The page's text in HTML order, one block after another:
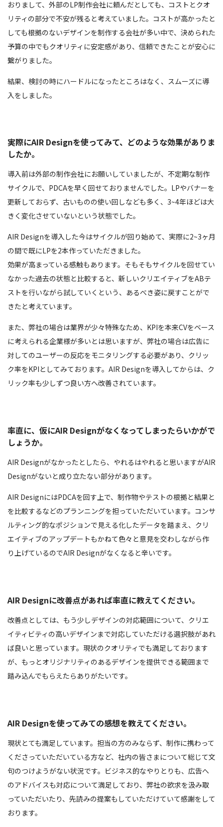
おりまして、外部のLP制作会社に頼んだとしても、コストとクオ
リティの部分で不安が残ると考えていました。コストが高かったと
しても根拠のないデザインを制作する会社が多い中で、決められた
予算の中でもクオリティに安定感があり、信頼できたことが安心に
繋がりました。
結果、検討の時にハードルになったところはなく、スムーズに導
入をしました。
実際にAIR Designを使ってみて、どのような効果がありま
したか。
導入前は外部の制作会社にお願いしていましたが、不定期な制作
サイクルで、PDCAを早く回せておりませんでした。LPやバナーを
更新しておらず、古いものの使い回しなども多く、3~4年ほどは大
きく変化させていないという状態でした。
AIR Designを導入した今はサイクルが回り始めて、実際に2~3ヶ月
の間で既にLPを2本作っていただきました。
効果が高まっている感触もあります。そもそもサイクルを回せてい
なかった過去の状態と比較すると、新しいクリエイティブをABテ
ストを行いながら試していくという、あるべき姿に戻すことがで
きたと考えています。
また、弊社の場合は業界が少々特殊なため、KPIを本来CVをベース
に考えられる企業様が多いとは思いますが、弊社の場合は広告に
対してのユーザーの反応をモニタリングする必要があり、クリッ
ク率をKPIとしてみております。AIR Designを導入してからは、ク
リック率も少しずつ良い方へ改善されています。
率直に、仮にAIR Designがなくなってしまったらいかがで
しょうか。
AIR Designがなかったとしたら、やれるはやれると思いますがAIR
Designがないと成り立たない部分があります。
AIR DesignにはPDCAを回す上で、制作物やテストの根拠と結果と
を比較するなどのプランニングを担っていただいています。コンサ
ルティング的なポジションで見える化したデータを踏まえ、クリ
エイティブのアップデートもかねて色々と意見を交わしながら作
り上げているのでAIR Designがなくなると辛いです。
AIR Designに改善点があれば率直に教えてください。
改善点としては、もう少しデザインの対応範囲について、クリエ
イティビティの高いデザインまで対応していただける選択肢があれ
ば良いと思っています。現状のクオリティでも満足しております
が、もっとオリジナリティのあるデザインを提供できる範囲まで
踏み込んでもらえたらありがたいです。
AIR Designを使ってみての感想を教えてください。
現状とても満足しています。担当の方のみならず、制作に携わって
くださっていただいている方など、社内の皆さまについて総じて文
句のつけようがない状況です。ビジネス的なやりとりも、広告へ
のアドバイスも対応について満足しており、弊社の欲求を汲み取
っていただいたり、先読みの提案もしていただけていて感謝をして
おります。